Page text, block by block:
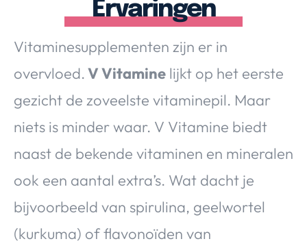
VALERIE'S CHOICE
Food & Drinks Health & Beauty Gadgets
Huis & Tuin
Travel
Lifestyle
Ervaringen
Vitaminesupplementen zijn er in
overvloed.V Vitamine lijkt op het eerste
gezicht de zoveelste vitaminepil. Maar
niets is minder waar. V Vitamine biedt
naast de bekende vitaminen en mineralen
ook een aantal extra’s. Wat dacht je
bijvoorbeeld van spirulina, geelwortel
(kurkuma) of flavonoïden van